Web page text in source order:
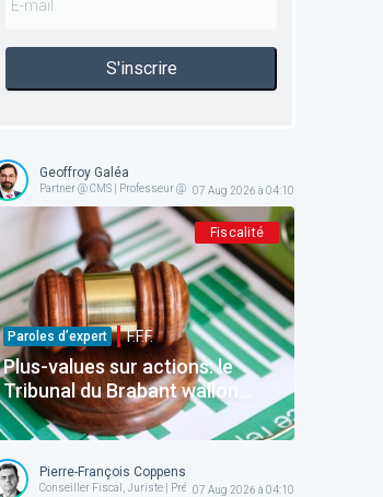
S'inscrire
Geoffroy Galéa
Partner @ CMS | Professeur @ ICHEC-ESSF
07 Aug 2026 à 04:10
Fiscalité
Paroles d’expert F.F.F.
Plus-values sur actions: le
Tribunal du Brabant wallon
précise la frontière entre
gestion normale et spéculation
Pierre-François Coppens
Conseiller Fiscal, Juriste | Président @ AFPC
07 Aug 2026 à 04:10